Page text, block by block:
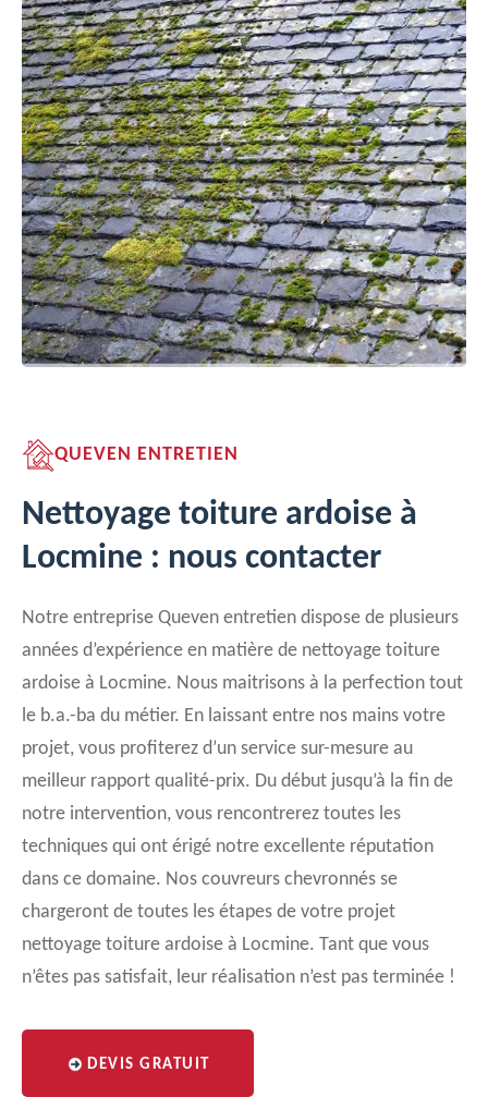
QUEVEN ENTRETIEN
Nettoyage toiture ardoise à
Locmine : nous contacter
Notre entreprise Queven entretien dispose de plusieurs
années d’expérience en matière de nettoyage toiture
ardoise à Locmine. Nous maitrisons à la perfection tout
le b.a.-ba du métier. En laissant entre nos mains votre
projet, vous profiterez d’un service sur-mesure au
meilleur rapport qualité-prix. Du début jusqu’à la fin de
notre intervention, vous rencontrerez toutes les
techniques qui ont érigé notre excellente réputation
dans ce domaine. Nos couvreurs chevronnés se
chargeront de toutes les étapes de votre projet
nettoyage toiture ardoise à Locmine. Tant que vous
n’êtes pas satisfait, leur réalisation n’est pas terminée !
DEVIS GRATUIT